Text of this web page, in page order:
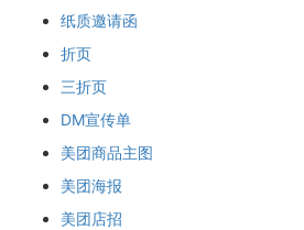
纸质邀请函
折页
三折页
DM宣传单
美团商品主图
美团海报
美团店招